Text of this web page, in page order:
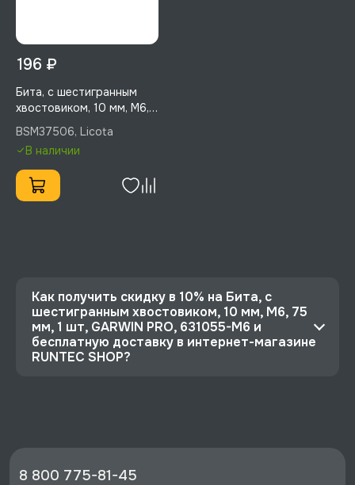
196 ₽
Бита, с шестигранным
хвостовиком, 10 мм, M6,
75 мм, 1 шт, Licota,
BSM37506
BSM37506, Licota
В наличии
Как получить скидку в 10% на Бита, с
шестигранным хвостовиком, 10 мм, M6, 75
мм, 1 шт, GARWIN PRO, 631055-M6 и
бесплатную доставку в интернет-магазине
RUNTEC SHOP?
со скидкой - 202 руб.
8 800 775-81-45